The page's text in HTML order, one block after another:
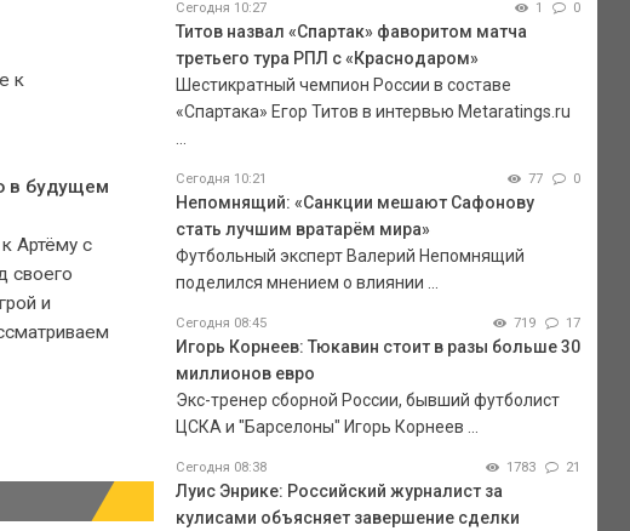
к
в будущем
Артёму с
своего
и
Сегодня 10:27 1 0
Титов назвал «Спартак» фаворитом матча
третьего тура РПЛ с «Краснодаром»
Шестикратный чемпион России в составе
«Спартака» Егор Титов в интервью Metaratings.ru
Сегодня 10:21 77 0
Непомнящий: «Санкции мешают Сафонову
стать лучшим вратарём мира»
Футбольный эксперт Валерий Непомнящий
поделился мнением о влиянии ...
Сегодня 08:45 719 17
Игорь Корнеев: Тюкавин стоит в разы больше 30
миллионов евро
Экс-тренер сборной России, бывший футболист
ЦСКА и "Барселоны" Игорь Корнеев ...
Сегодня 08:38 1783 21
Луис Энрике: Российский журналист за
кулисами объясняет завершение сделки